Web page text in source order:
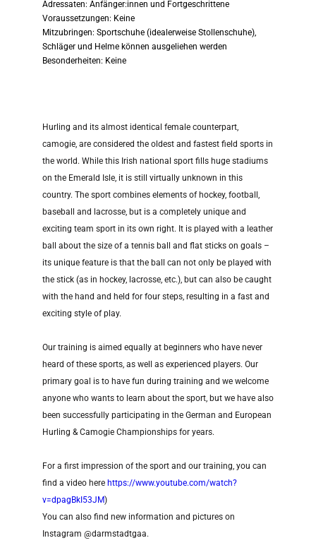
Adressaten: Anfänger:innen und Fortgeschrittene
Voraussetzungen: Keine
Mitzubringen: Sportschuhe (idealerweise Stollenschuhe),
Schläger und Helme können ausgeliehen werden
Besonderheiten: Keine
Hurling and its almost identical female counterpart,
camogie, are considered the oldest and fastest field sports in
the world. While this Irish national sport fills huge stadiums
on the Emerald Isle, it is still virtually unknown in this
country. The sport combines elements of hockey, football,
baseball and lacrosse, but is a completely unique and
exciting team sport in its own right. It is played with a leather
ball about the size of a tennis ball and flat sticks on goals –
its unique feature is that the ball can not only be played with
the stick (as in hockey, lacrosse, etc.), but can also be caught
with the hand and held for four steps, resulting in a fast and
exciting style of play.
Our training is aimed equally at beginners who have never
heard of these sports, as well as experienced players. Our
primary goal is to have fun during training and we welcome
anyone who wants to learn about the sport, but we have also
been successfully participating in the German and European
Hurling & Camogie Championships for years.
For a first impression of the sport and our training, you can
find a video here https://www.youtube.com/watch?
v=dpagBkI53JM)
You can also find new information and pictures on
Instagram @darmstadtgaa.